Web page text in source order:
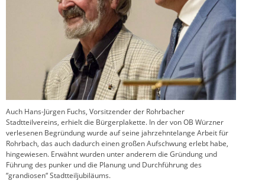
Auch Hans-Jürgen Fuchs, Vorsitzender der Rohrbacher
Stadtteilvereins, erhielt die Bürgerplakette. In der von OB Würzner
verlesenen Begründung wurde auf seine jahrzehntelange Arbeit für
Rohrbach, das auch dadurch einen großen Aufschwung erlebt habe,
hingewiesen. Erwähnt wurden unter anderem die Gründung und
Führung des punker und die Planung und Durchführung des
“grandiosen“ Stadtteiljubiläums.